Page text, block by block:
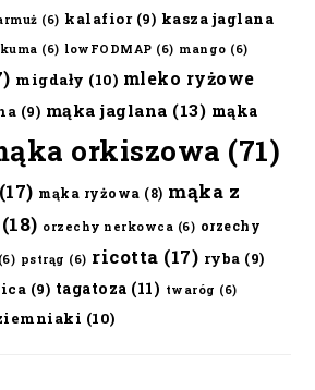
(6) kalafior(9) kasza jaglana
(6) lowFODMAP (6) mango (6)
migdały (10) mleko ryżowe
(9) mąka jaglana (13) mąka
orkiszowa (71)
(17) mąka ryżowa (8) mąka z
(18) orzechy nerkowca (6) orzechy
(6) pstrąg (6) ricotta (17) ryba (9)
(9) tagatoza (11) twaróg (6)
(10)